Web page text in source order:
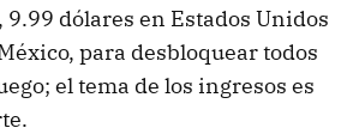
, 9.99 dólares en Estados Unidos
para desbloquear todos
el tema de los ingresos es